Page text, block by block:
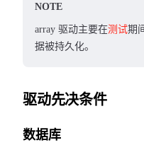
NOTE
array 驱动主要在测试期
据被持久化。
驱动先决条件
数据库